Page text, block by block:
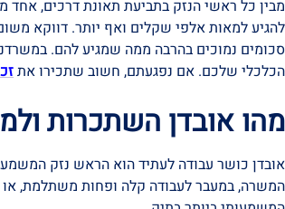
מבין כל ראשי הנזק בתביעת תאונת דרכים, אחד
להגיע למאות אלפי שקלים ואף יותר. דווקא
סכומים נמוכים בהרבה ממה שמגיע להם.
הכלכלי שלכם. אם נפגעתם, חשוב שתכירו את
מהו אובדן השתכרות
אובדן כושר עבודה לעתיד הוא הראש נזק
המשרה, במעבר לעבודה קלה ופחות משתלמת,